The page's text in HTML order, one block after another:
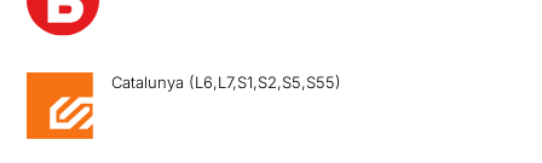
Catalunya (L6,L7,S1,S2,S5,S55)